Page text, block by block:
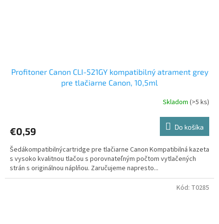
Profitoner Canon CLI-521GY kompatibilný atrament grey
pre tlačiarne Canon, 10,5ml
Skladom (>5 ks)
€0,59 Do košíka
Šedákompatibilnýcartridge pre tlačiarne Canon Kompatibilná kazeta
s vysoko kvalitnou tlačou s porovnateľným počtom vytlačených
strán s originálnou náplňou. Zaručujeme napresto...
Kód: T0285